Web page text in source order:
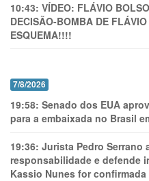
10:43: VÍDEO: FLÁVIO
DECISÃO-BOMBA DE
ESQUEMA!!!!
7/8/2026
19:58: Senado dos EUA
para a embaixada no Brasil
19:36: Jurista Pedro Serrano
responsabilidade e defende
Kassio Nunes for confirmada